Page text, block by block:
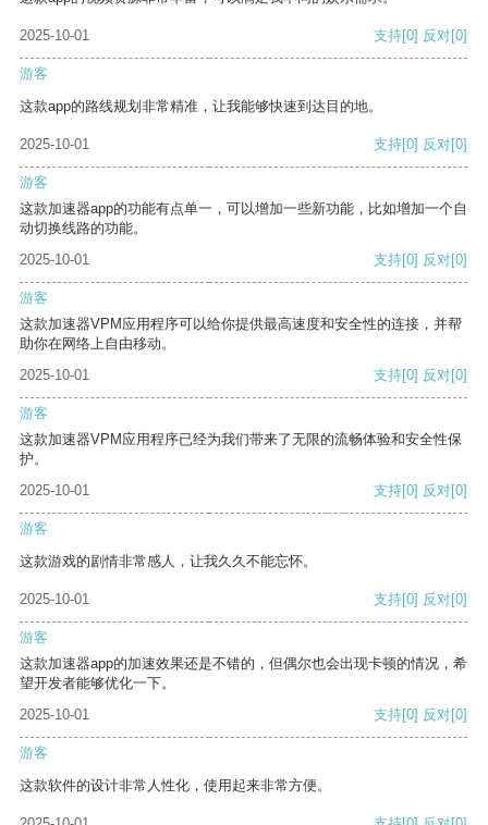
2025-10-01 支持[0] 反对[0]
游客
这款app的路线规划非常精准，让我能够快速到达目的地。
2025-10-01 支持[0] 反对[0]
游客
这款加速器app的功能有点单一，可以增加一些新功能，比如增加一个自
动切换线路的功能。
2025-10-01
支持[0] 反对[0]
游客
这款加速器VPM应用程序可以给你提供最高速度和安全性的连接，并帮
助你在网络上自由移动。
2025-10-01
支持[0] 反对[0]
游客
这款加速器VPM应用程序已经为我们带来了无限的流畅体验和安全性保
护。
2025-10-01
支持[0] 反对[0]
游客
这款游戏的剧情非常感人，让我久久不能忘怀。
2025-10-01 支持[0] 反对[0]
游客
这款加速器app的加速效果还是不错的，但偶尔也会出现卡顿的情况，希
望开发者能够优化一下。
2025-10-01
支持[0] 反对[0]
游客
这款软件的设计非常人性化，使用起来非常方便。